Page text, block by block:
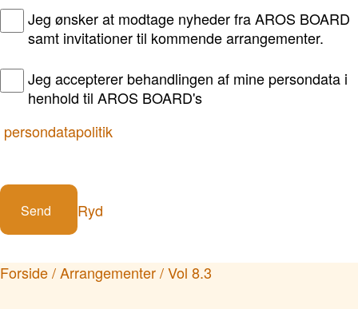
Jeg ønsker at modtage nyheder fra AROS BOARD
samt invitationer til kommende arrangementer.
Jeg accepterer behandlingen af mine persondata i
henhold til AROS BOARD's
persondatapolitik
Ryd
Forside/Arrangementer/ Vol 8.3